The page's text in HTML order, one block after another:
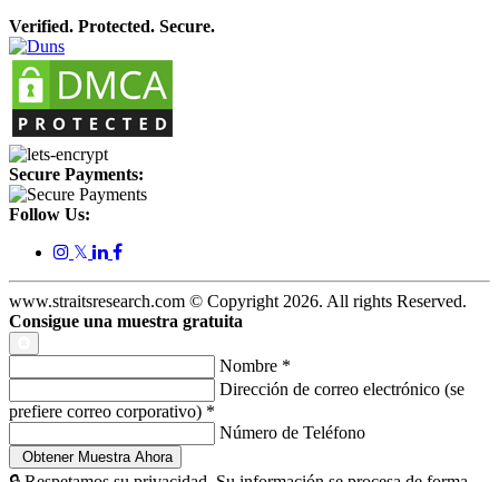
Verified. Protected. Secure.
Secure Payments:
Follow Us:
𝕏
www.straitsresearch.com © Copyright 2026. All rights Reserved.
Consigue una muestra gratuita
Nombre *
Dirección de correo electrónico (se
prefiere correo corporativo) *
Número de Teléfono